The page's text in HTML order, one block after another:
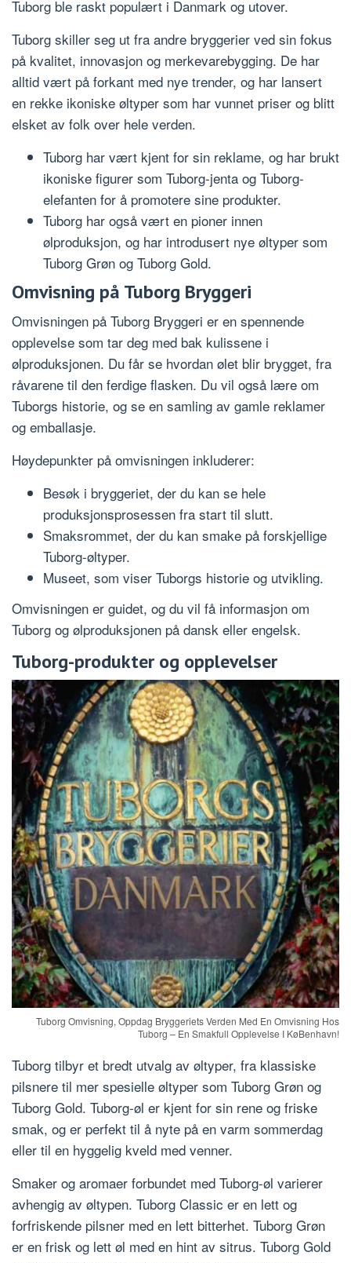
Tuborg ble raskt populært i Danmark og utover.
Tuborg skiller seg ut fra andre bryggerier ved sin fokus
på kvalitet, innovasjon og merkevarebygging. De har
alltid vært på forkant med nye trender, og har lansert
en rekke ikoniske øltyper som har vunnet priser og blitt
elsket av folk over hele verden.
Tuborg har vært kjent for sin reklame, og har brukt
ikoniske figurer som Tuborg-jenta og Tuborg-
elefanten for å promotere sine produkter.
Tuborg har også vært en pioner innen
ølproduksjon, og har introdusert nye øltyper som
Tuborg Grøn og Tuborg Gold.
Omvisning på Tuborg Bryggeri
Omvisningen på Tuborg Bryggeri er en spennende
opplevelse som tar deg med bak kulissene i
ølproduksjonen. Du får se hvordan ølet blir brygget, fra
råvarene til den ferdige flasken. Du vil også lære om
Tuborgs historie, og se en samling av gamle reklamer
og emballasje.
Høydepunkter på omvisningen inkluderer:
Besøk i bryggeriet, der du kan se hele
produksjonsprosessen fra start til slutt.
Smaksrommet, der du kan smake på forskjellige
Tuborg-øltyper.
Museet, som viser Tuborgs historie og utvikling.
Omvisningen er guidet, og du vil få informasjon om
Tuborg og ølproduksjonen på dansk eller engelsk.
Tuborg-produkter og opplevelser
Tuborg Omvisning, Oppdag Bryggeriets Verden Med En Omvisning Hos
Tuborg – En Smakfull Opplevelse I KøBenhavn!
Tuborg tilbyr et bredt utvalg av øltyper, fra klassiske
pilsnere til mer spesielle øltyper som Tuborg Grøn og
Tuborg Gold. Tuborg-øl er kjent for sin rene og friske
smak, og er perfekt til å nyte på en varm sommerdag
eller til en hyggelig kveld med venner.
Smaker og aromaer forbundet med Tuborg-øl varierer
avhengig av øltypen. Tuborg Classic er en lett og
forfriskende pilsner med en lett bitterhet. Tuborg Grøn
er en frisk og lett øl med en hint av sitrus. Tuborg Gold